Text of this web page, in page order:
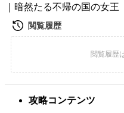
｜暗然たる不帰の国の女王
攻略コンテンツ